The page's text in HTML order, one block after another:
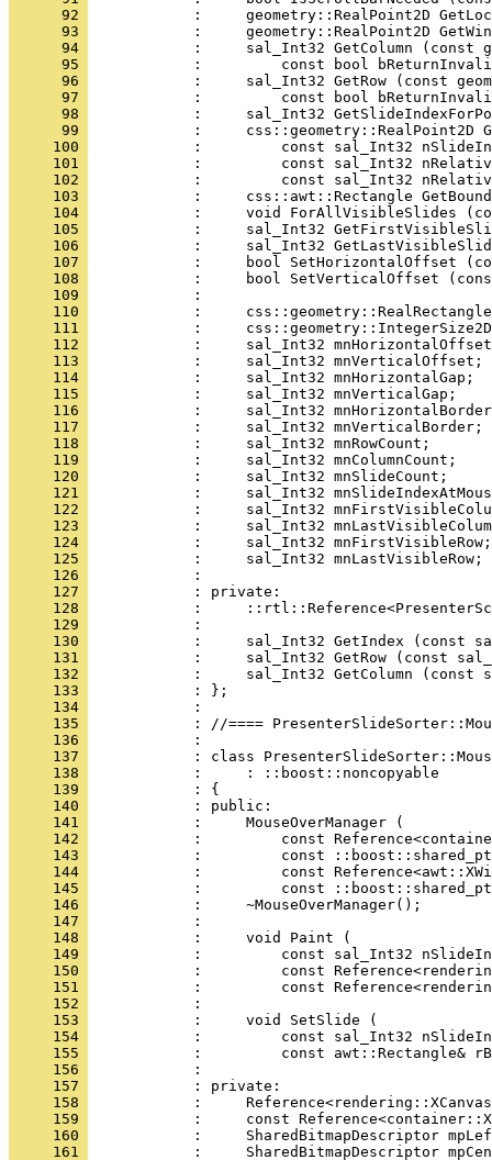
      92
      93
      94
      95
      96
      97
      98
      99
     100
     101
     102
     103
     104
     105
     106
     107
     108
     109
     110
     111
     112
     113
     114
     115
     116
     117
     118
     119
     120
     121
     122
     123
     124
     125
     126
     127
     128
     129
     130
     131
     132
     133
     134
     135
     136
     137
     138
     139
     140
     141
     142
     143
     144
     145
     146
     147
     148
     149
     150
     151
     152
     153
     154
     155
     156
     157
     158
     159
     160
     161